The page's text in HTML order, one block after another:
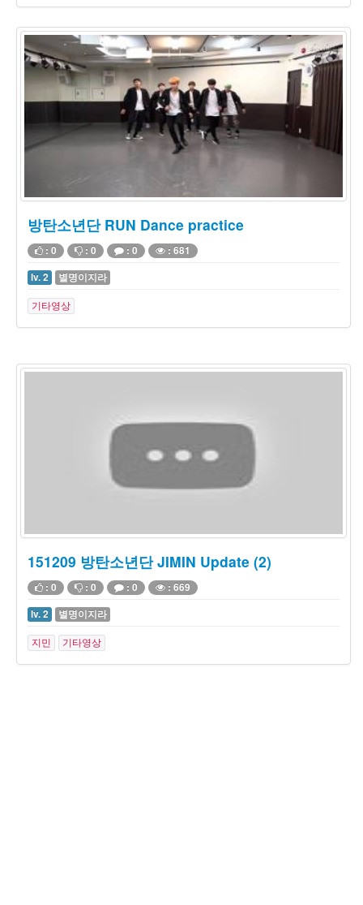
방탄소년단 RUN Dance practice
: 0 : 0 : 0
: 681
lv. 2
별명이지라
기타영상
151209 방탄소년단 JIMIN Update (2)
: 0 : 0 : 0
: 669
lv. 2
별명이지라
지민 기타영상